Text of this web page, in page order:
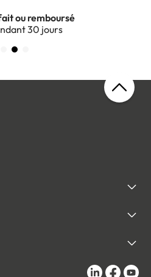
Garantie 5 ans
sur tous nos produits